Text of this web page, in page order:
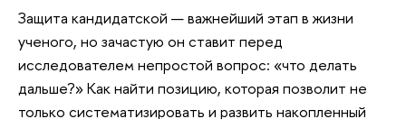
Защита кандидатской — важнейший этап в жизни
ученого, но зачастую он ставит перед
исследователем непростой вопрос: «что делать
дальше?» Как найти позицию, которая позволит не
только систематизировать и развить накопленный